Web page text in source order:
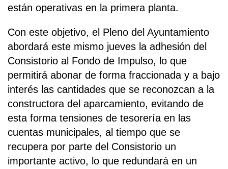
están operativas en la primera planta.
Con este objetivo, el Pleno del Ayuntamiento
abordará este mismo jueves la adhesión del
Consistorio al Fondo de Impulso, lo que
permitirá abonar de forma fraccionada y a bajo
interés las cantidades que se reconozcan a la
constructora del aparcamiento, evitando de
esta forma tensiones de tesorería en las
cuentas municipales, al tiempo que se
recupera por parte del Consistorio un
importante activo, lo que redundará en un